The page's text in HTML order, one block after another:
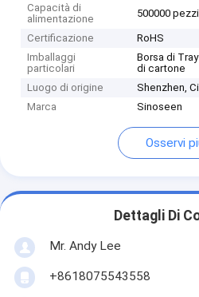
Capacità di
alimentazione
500000
Certificazione
RoHS
Imballaggi
particolari
Borsa di
di cartone
Luogo di origine
Shenzhen,
Marca
Sinoseen
Osservi
Dettagli Di
Mr. Andy Lee
+8618075543558